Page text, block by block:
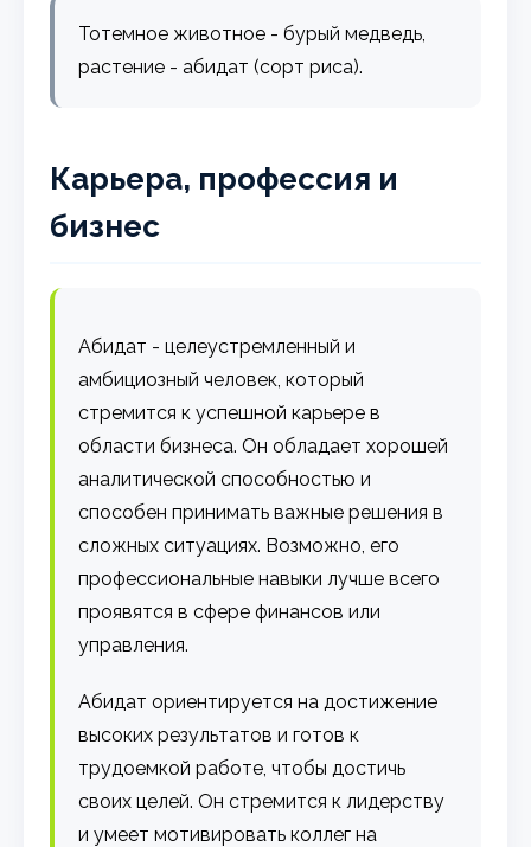
Тотемное животное - бурый медведь,
растение - абидат (сорт риса).
Карьера, профессия и
бизнес
Абидат - целеустремленный и
амбициозный человек, который
стремится к успешной карьере в
области бизнеса. Он обладает хорошей
аналитической способностью и
способен принимать важные решения в
сложных ситуациях. Возможно, его
профессиональные навыки лучше всего
проявятся в сфере финансов или
управления.
Абидат ориентируется на достижение
высоких результатов и готов к
трудоемкой работе, чтобы достичь
своих целей. Он стремится к лидерству
и умеет мотивировать коллег на